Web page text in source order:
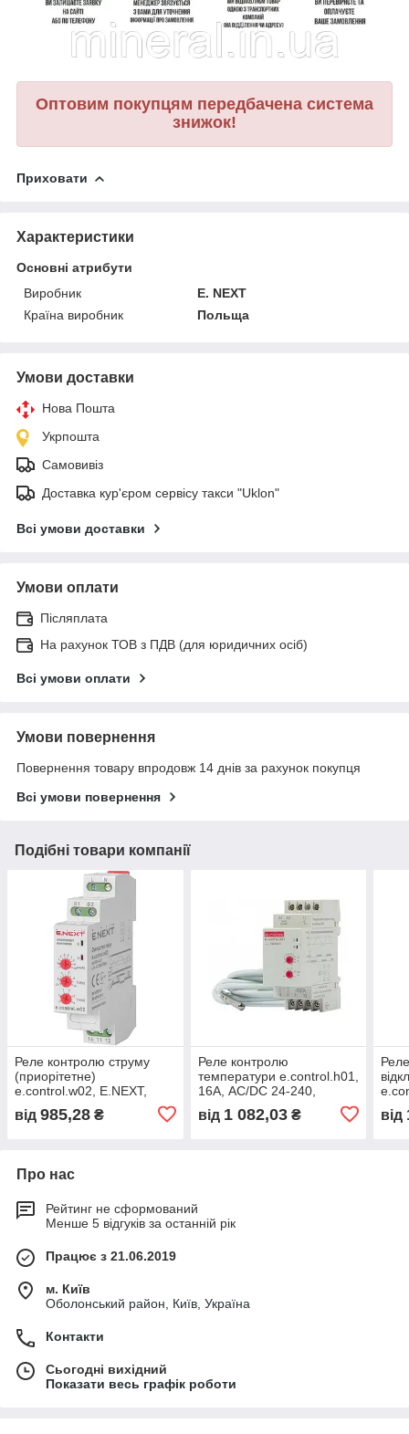
Оптовим покупцям передбачена система
знижок!
Приховати
Характеристики
Основні атрибути
Виробник
E. NEXT
Країна виробник
Польща
Умови доставки
Нова Пошта
Укрпошта
Самовивіз
Доставка кур'єром сервісу такси "Uklon"
Всі умови доставки
Умови оплати
Післяплата
На рахунок ТОВ з ПДВ (для юридичних осіб)
Всі умови оплати
Умови повернення
Повернення товару впродовж 14 днів за рахунок покупця
Всі умови повернення
Подібні товари компанії
Реле контролю струму
(приорітетне)
e.control.w02, E.NEXT,
від 985,28 ₴
Реле контролю
температури e.control.h01,
16A, АС/DC 24-240,
(i0310016)
від 1 082,03₴ від
Про нас
Рейтинг не сформований
Менше 5 відгуків за останній рік
Працює з 21.06.2019
м. Київ
Оболонський район, Київ, Україна
Контакти
Сьогодні вихідний
Показати весь графік роботи